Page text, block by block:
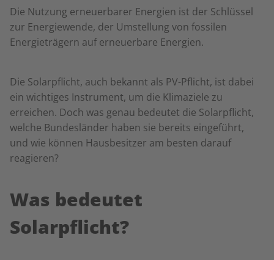
Die Nutzung erneuerbarer Energien ist der Schlüssel
zur Energiewende, der Umstellung von fossilen
Energieträgern auf erneuerbare Energien.
Die Solarpflicht, auch bekannt als PV-Pflicht, ist dabei
ein wichtiges Instrument, um die Klimaziele zu
erreichen. Doch was genau bedeutet die Solarpflicht,
welche Bundesländer haben sie bereits eingeführt,
und wie können Hausbesitzer am besten darauf
reagieren?
Was bedeutet
Solarpflicht?